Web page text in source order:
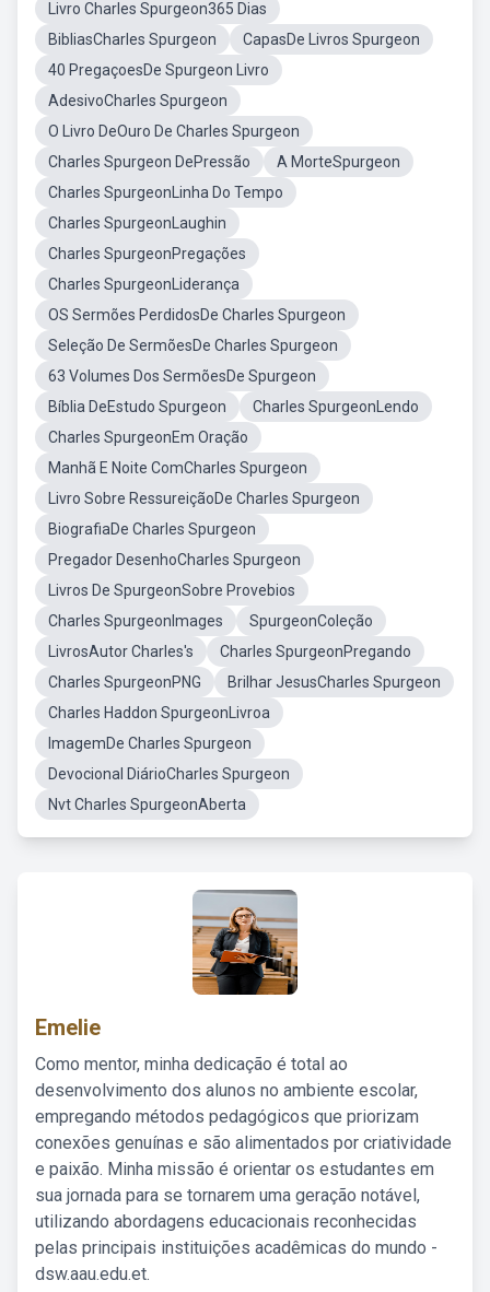
Livro Charles Spurgeon365 Dias
BibliasCharles Spurgeon
CapasDe Livros Spurgeon
40 PregaçoesDe Spurgeon Livro
AdesivoCharles Spurgeon
O Livro DeOuro De Charles Spurgeon
Charles Spurgeon DePressão
A MorteSpurgeon
Charles SpurgeonLinha Do Tempo
Charles SpurgeonLaughin
Charles SpurgeonPregações
Charles SpurgeonLiderança
OS Sermões PerdidosDe Charles Spurgeon
Seleção De SermõesDe Charles Spurgeon
63 Volumes Dos SermõesDe Spurgeon
Bíblia DeEstudo Spurgeon
Charles SpurgeonLendo
Charles SpurgeonEm Oração
Manhã E Noite ComCharles Spurgeon
Livro Sobre RessureiçãoDe Charles Spurgeon
BiografiaDe Charles Spurgeon
Pregador DesenhoCharles Spurgeon
Livros De SpurgeonSobre Provebios
Charles SpurgeonImages
SpurgeonColeção
LivrosAutor Charles's
Charles SpurgeonPregando
Charles SpurgeonPNG
Brilhar JesusCharles Spurgeon
Charles Haddon SpurgeonLivroa
ImagemDe Charles Spurgeon
Devocional DiárioCharles Spurgeon
Nvt Charles SpurgeonAberta
Emelie
Como mentor, minha dedicação é total ao
desenvolvimento dos alunos no ambiente escolar,
empregando métodos pedagógicos que priorizam
conexões genuínas e são alimentados por criatividade
e paixão. Minha missão é orientar os estudantes em
sua jornada para se tornarem uma geração notável,
utilizando abordagens educacionais reconhecidas
pelas principais instituições acadêmicas do mundo -
dsw.aau.edu.et.